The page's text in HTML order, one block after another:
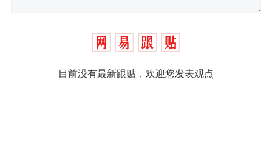
目前没有最新跟贴，欢迎您发表观点